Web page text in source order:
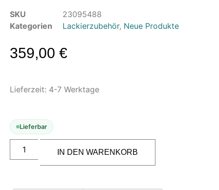
Untergründe & Papier
Bearbeitung
Sandstrahlen & Spezialbehandlungen
Maskierfolien & Maskierbänder
Reinigung & Pflege
SKU
23095488
Kategorien
Lackierzubehör, Neue Produkte
359,00 €
Lieferzeit: 4-7 Werktage
Lieferbar
IN DEN WARENKORB